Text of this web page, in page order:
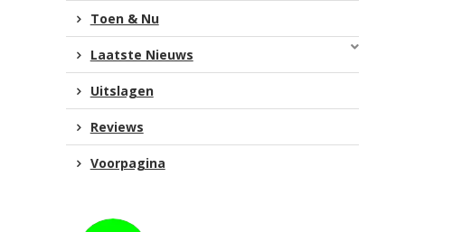
Toen & Nu
Laatste Nieuws
Uitslagen
Reviews
Voorpagina